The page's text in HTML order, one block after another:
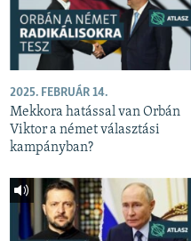
2025. FEBRUÁR 14.
Mekkora hatással van Orbán
Viktor a német választási
kampányban?